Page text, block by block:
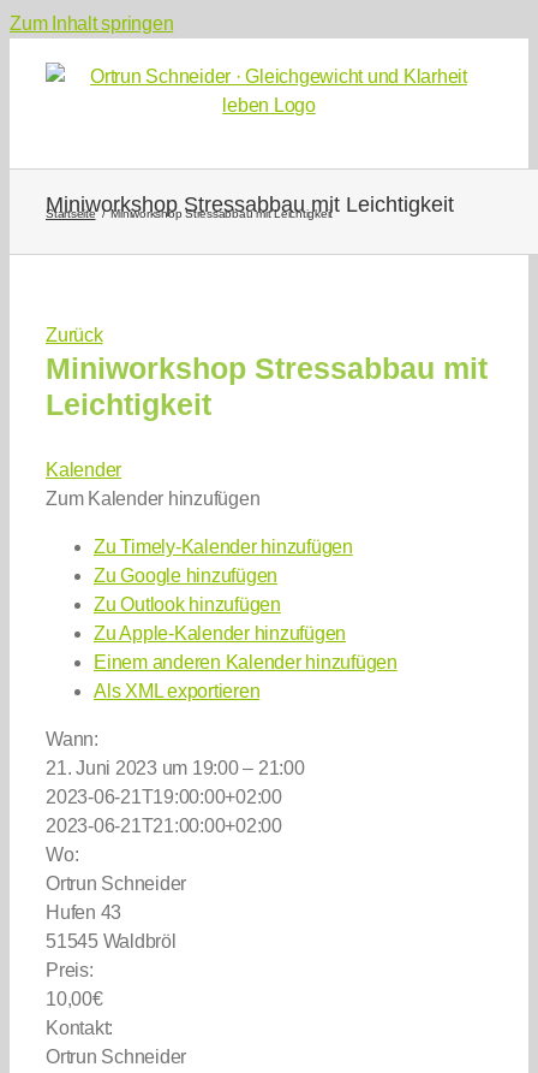
Zum Inhalt springen
Miniworkshop Stressabbau mit Leichtigkeit
Startseite Miniworkshop Stressabbau mit Leichtigkeit
Zurück
Miniworkshop Stressabbau mit
Leichtigkeit
Kalender
Zum Kalender hinzufügen
Zu Timely-Kalender hinzufügen
Zu Google hinzufügen
Zu Outlook hinzufügen
Zu Apple-Kalender hinzufügen
Einem anderen Kalender hinzufügen
Als XML exportieren
Wann:
21. Juni 2023 um 19:00 – 21:00
2023-06-21T19:00:00+02:00
2023-06-21T21:00:00+02:00
Wo:
Ortrun Schneider
Hufen 43
51545 Waldbröl
Preis:
10,00€
Kontakt:
Ortrun Schneider